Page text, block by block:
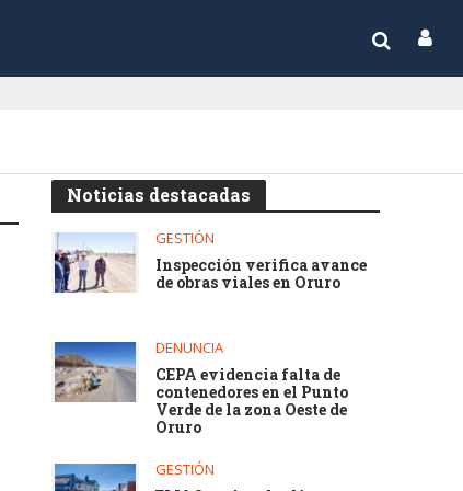
Noticias destacadas
GESTIÓN
Inspección verifica avance
de obras viales en Oruro
DENUNCIA
CEPA evidencia falta de
contenedores en el Punto
Verde de la zona Oeste de
Oruro
GESTIÓN